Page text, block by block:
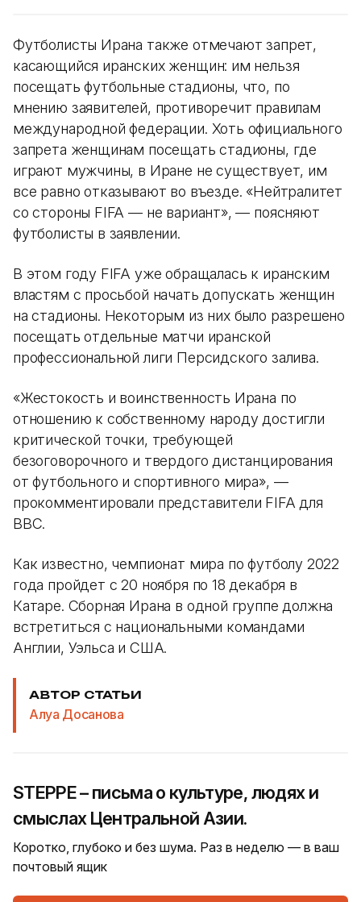
Футболисты Ирана также отмечают запрет,
касающийся иранских женщин: им нельзя
посещать футбольные стадионы, что, по
мнению заявителей, противоречит правилам
международной федерации. Хоть официального
запрета женщинам посещать стадионы, где
играют мужчины, в Иране не существует, им
все равно отказывают во въезде. «Нейтралитет
со стороны FIFA — не вариант», — поясняют
футболисты в заявлении.
В этом году FIFA уже обращалась к иранским
властям с просьбой начать допускать женщин
на стадионы. Некоторым из них было разрешено
посещать отдельные матчи иранской
профессиональной лиги Персидского залива.
«Жестокость и воинственность Ирана по
отношению к собственному народу достигли
критической точки, требующей
безоговорочного и твердого дистанцирования
от футбольного и спортивного мира», —
прокомментировали представители FIFA для
BBC.
Как известно, чемпионат мира по футболу 2022
года пройдет с 20 ноября по 18 декабря в
Катаре. Сборная Ирана в одной группе должна
встретиться с национальными командами
Англии, Уэльса и США.
АВТОР СТАТЬИ
Алуа Досанова
STEPPE – письма о культуре, людях и
смыслах Центральной Азии.
Коротко, глубоко и без шума. Раз в неделю — в ваш
почтовый ящик